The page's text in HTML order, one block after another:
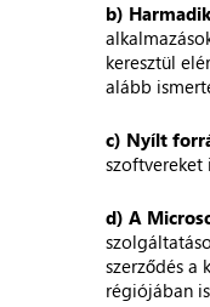
b)
keresztül
alább
c) Nyílt
szoftvereket
d) A
szerződés a
régiójában